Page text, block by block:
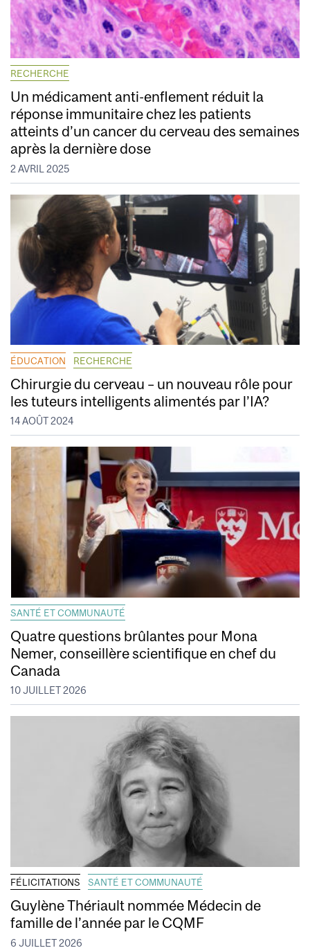
RECHERCHE
Un médicament anti-enflement réduit la
réponse immunitaire chez les patients
atteints d’un cancer du cerveau des semaines
après la dernière dose
2 AVRIL 2025
ÉDUCATION RECHERCHE
Chirurgie du cerveau – un nouveau rôle pour
les tuteurs intelligents alimentés par l’IA?
14 AOÛT 2024
SANTÉ ET COMMUNAUTÉ
Quatre questions brûlantes pour Mona
Nemer, conseillère scientifique en chef du
Canada
10 JUILLET 2026
FÉLICITATIONS SANTÉ ET COMMUNAUTÉ
Guylène Thériault nommée Médecin de
famille de l’année par le CQMF
6 JUILLET 2026